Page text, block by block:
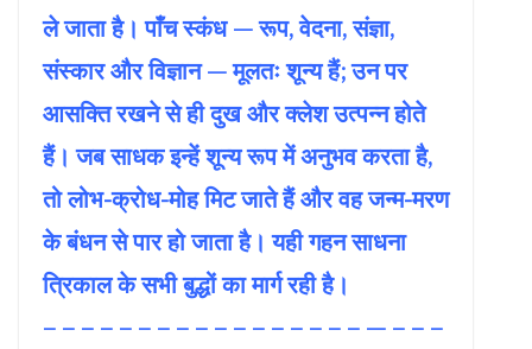
ले जाता है। पाँच स्कंध — रूप, वेदना, संज्ञा,
संस्कार और विज्ञान — मूलतः शून्य हैं; उन पर
आसक्ति रखने से ही दुख और क्लेश उत्पन्न होते
हैं। जब साधक इन्हें शून्य रूप में अनुभव करता है,
तो लोभ-क्रोध-मोह मिट जाते हैं और वह जन्म-मरण
के बंधन से पार हो जाता है। यही गहन साधना
त्रिकाल के सभी बुद्धों का मार्ग रही है।
– – – – – – – – – – – – – – – – – — – – –